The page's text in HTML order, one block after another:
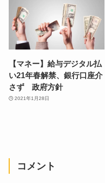
【マネー】給与デジタル払
い21年春解禁、銀行口座介
さず 政府方針
2021年1月28日
コメント